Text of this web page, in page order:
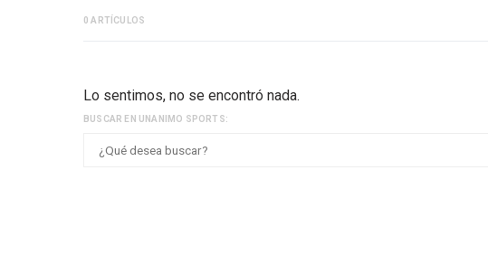
0 ARTÍCULOS
Lo sentimos, no se encontró nada.
BUSCAR EN UNANIMO SPORTS: